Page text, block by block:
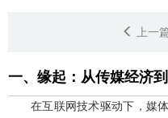
上一
一、缘起：从传媒经济
在互联网技术驱动下，媒